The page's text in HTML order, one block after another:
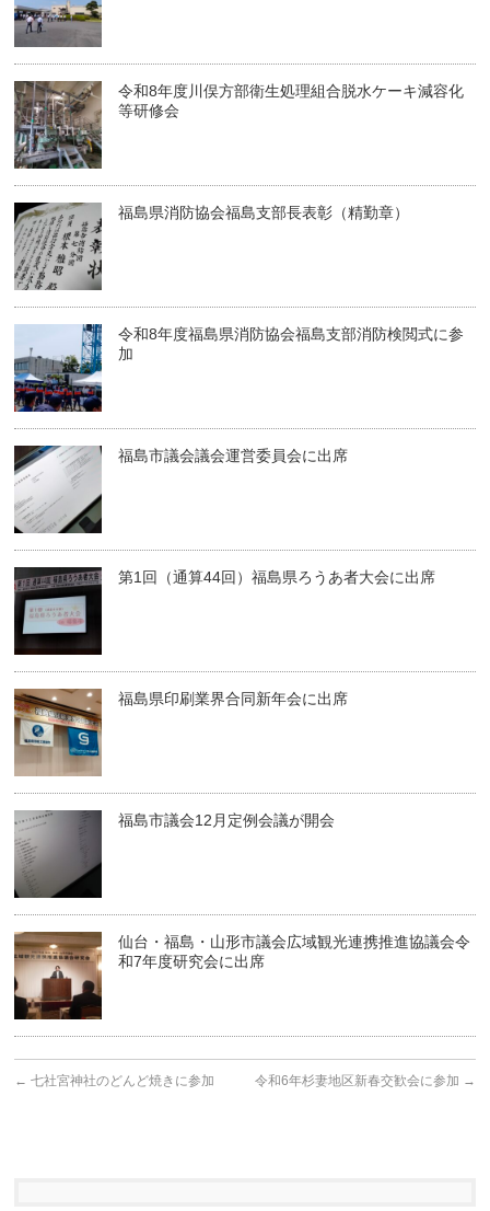
令和8年度川俣方部衛生処理組合脱水ケーキ減容化
等研修会
福島県消防協会福島支部長表彰（精勤章）
令和8年度福島県消防協会福島支部消防検閲式に参
加
福島市議会議会運営委員会に出席
第1回（通算44回）福島県ろうあ者大会に出席
福島県印刷業界合同新年会に出席
福島市議会12月定例会議が開会
仙台・福島・山形市議会広域観光連携推進協議会令
和7年度研究会に出席
← 七社宮神社のどんど焼きに参加 令和6年杉妻地区新春交歓会に参加 →